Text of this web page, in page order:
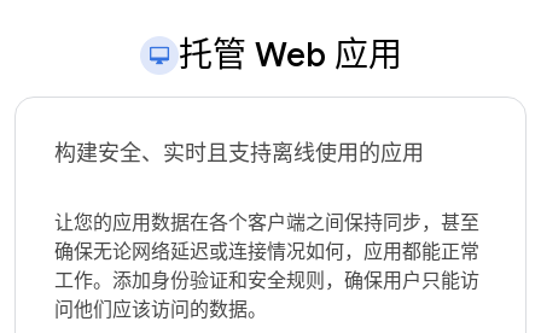
托管 Web 应用
构建安全、实时且支持离线使用的应用
让您的应用数据在各个客户端之间保持同步，甚至
确保无论网络延迟或连接情况如何，应用都能正常
工作。添加身份验证和安全规则，确保用户只能访